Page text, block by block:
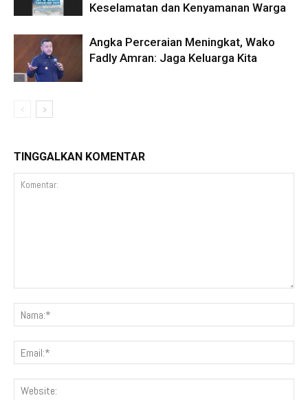
Keselamatan dan Kenyamanan Warga
Angka Perceraian Meningkat, Wako
Fadly Amran: Jaga Keluarga Kita
TINGGALKAN KOMENTAR